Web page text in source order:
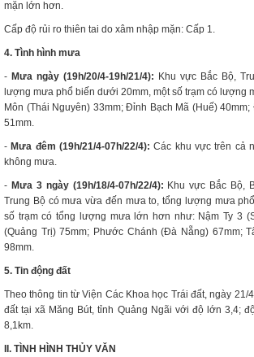
mặn lớn hơn.
Cấp độ rủi ro thiên tai do xâm nhập mặn: Cấp 1.
4. Tình hình mưa
- Mưa ngày (19h/20/4-19h/21/4): Khu vực Bắc Bộ,
lượng mưa phổ biến dưới 20mm, một số trạm có lượng
Môn (Thái Nguyên) 33mm; Đỉnh Bạch Mã (Huế)
51mm.
- Mưa đêm (19h/21/4-07h/22/4): Các khu vực trên cả
không mưa.
- Mưa 3 ngày (19h/18/4-07h/22/4): Khu vực Bắc Bộ,
Trung Bộ có mưa vừa đến mưa to, tổng lượng mưa
số trạm có tổng lượng mưa lớn hơn như: Nậm Ty 3
(Quảng Trị) 75mm; Phước Chánh (Đà Nẵng) 67mm;
98mm.
5. Tin động đất
Theo thông tin từ Viện Các Khoa học Trái đất, ngày 21/
đất tại xã Măng Bút, tỉnh Quảng Ngãi với độ lớn 3,4;
8,1km.
II. TÌNH HÌNH THỦY VĂN